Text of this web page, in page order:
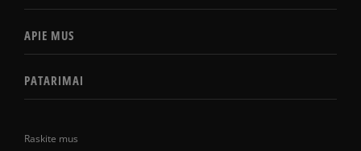
Raskite mus
APIE MUS
PATARIMAI